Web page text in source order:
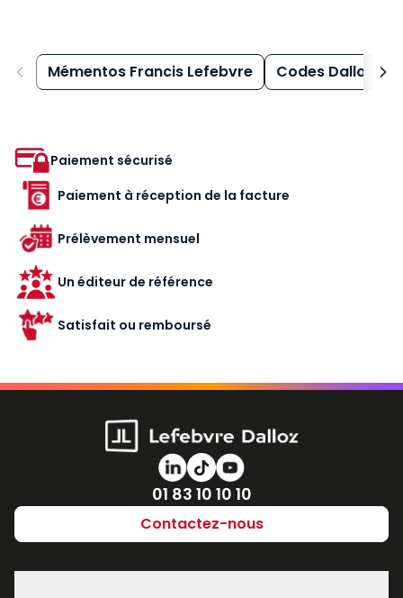
Mémentos Francis Lefebvre Codes Dalloz
Paiement sécurisé
Paiement à réception de la facture
Prélèvement mensuel
Un éditeur de référence
Satisfait ou remboursé
Numéro de téléphone
01 83 10 10 10
Contactez-nous